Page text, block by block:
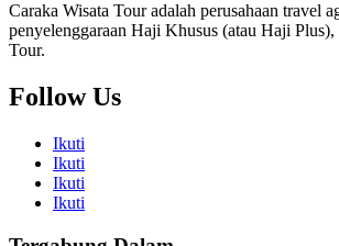
Caraka Wisata Tour adalah perusahaan travel
penyelenggaraan Haji Khusus (atau Haji
Tour.
Follow Us
Ikuti
Ikuti
Ikuti
Ikuti